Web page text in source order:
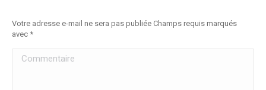
Votre adresse e-mail ne sera pas publiée Champs requis marqués
avec *
Commentaire